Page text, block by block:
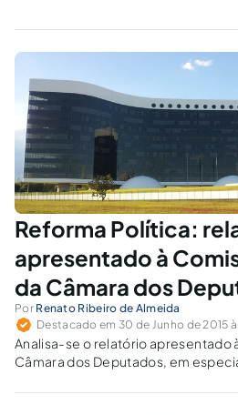
Reforma Política:
apresentado à
da Câmara dos
Por Renato Ribeiro de Almeida
Destacado em 30 de Junho de 2015
Analisa-se o relatório apresentado
Câmara dos Deputados, em